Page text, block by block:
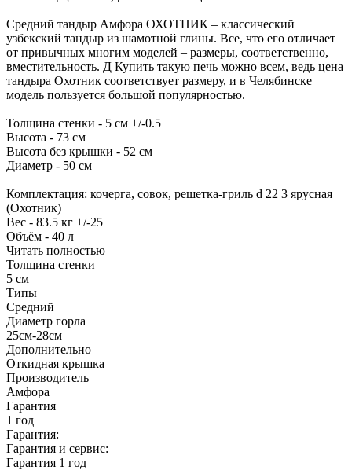
Средний тандыр Амфора ОХОТНИК – классический
узбекский тандыр из шамотной глины. Все, что его отличает
от привычных многим моделей – размеры, соответственно,
вместительность. Д Купить такую печь можно всем, ведь цена
тандыра Охотник соответствует размеру, и в Челябинске
модель пользуется большой популярностью.
Толщина стенки - 5 см +/-0.5
Высота - 73 см
Высота без крышки - 52 см
Диаметр - 50 см
Комплектация: кочерга, совок, решетка-гриль d 22 3 ярусная
(Охотник)
Вес - 83.5 кг +/-25
Объём - 40 л
Читать полностью
Толщина стенки
5 см
Типы
Средний
Диаметр горла
25см-28см
Дополнительно
Откидная крышка
Производитель
Амфора
Гарантия
1 год
Гарантия:
Гарантия и сервис:
Гарантия 1 год